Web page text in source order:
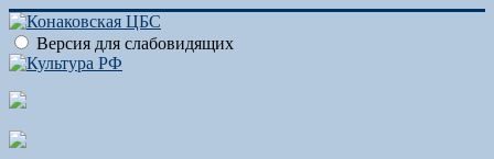
Версия для слабовидящих